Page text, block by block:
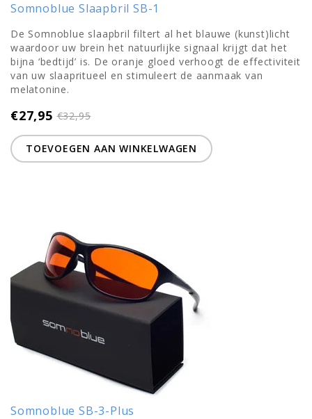
Somnoblue Slaapbril SB-1
De Somnoblue slaapbril filtert al het blauwe (kunst)licht
waardoor uw brein het natuurlijke signaal krijgt dat het
bijna ‘bedtijd’ is. De oranje gloed verhoogt de effectiviteit
van uw slaapritueel en stimuleert de aanmaak van
melatonine.
€27,95€32,95
TOEVOEGEN AAN WINKELWAGEN
Somnoblue SB-3-Plus